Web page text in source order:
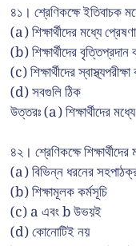
৪১। শ্রেণিকক্ষে ইতিবাচক
(a) শিক্ষার্থীদের মধ্যে
(b) শিক্ষার্থীদের
(c) শিক্ষার্থীদের
(d) সবগুলি ঠিক
উত্তরঃ (a) শিক্ষার্থীদের
৪২। শ্রেণিকক্ষে
(a) বিভিন্ন ধরনের
(b) শিক্ষামূলক কর্মসূচি
(c) a এবং b উভয়ই
(d) কোনোটিই নয়